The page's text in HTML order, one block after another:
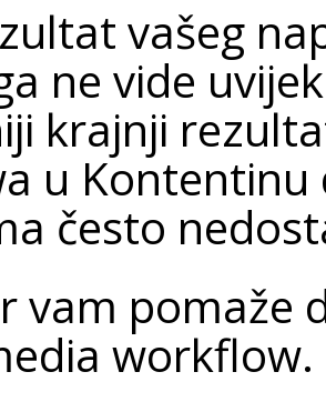
vašeg
ne vide
krajnji
u
često
vam pomaže
workflow.